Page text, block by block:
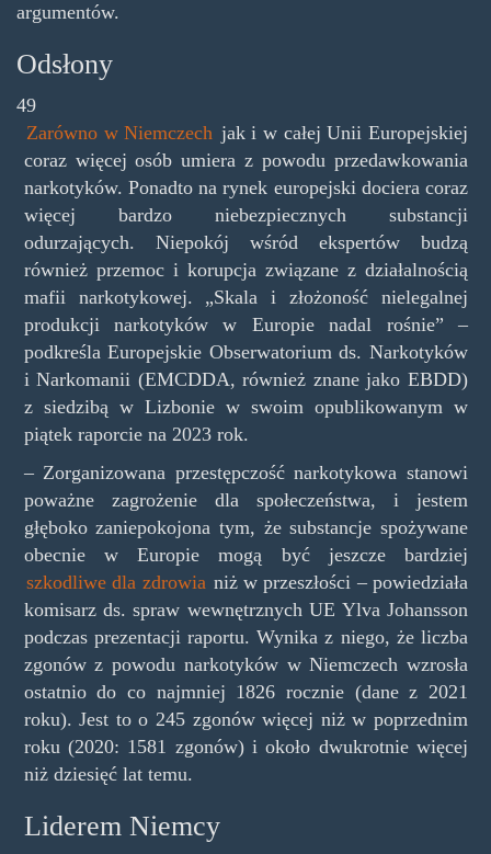
argumentów.
Odsłony
49
Zarówno w Niemczech jak i w całej Unii Europejskiej
coraz więcej osób umiera z powodu przedawkowania
narkotyków. Ponadto na rynek europejski dociera coraz
więcej bardzo niebezpiecznych substancji
odurzających. Niepokój wśród ekspertów budzą
również przemoc i korupcja związane z działalnością
mafii narkotykowej. „Skala i złożoność nielegalnej
produkcji narkotyków w Europie nadal rośnie” –
podkreśla Europejskie Obserwatorium ds. Narkotyków
i Narkomanii (EMCDDA, również znane jako EBDD)
z siedzibą w Lizbonie w swoim opublikowanym w
piątek raporcie na 2023 rok.
– Zorganizowana przestępczość narkotykowa stanowi
poważne zagrożenie dla społeczeństwa, i jestem
głęboko zaniepokojona tym, że substancje spożywane
obecnie w Europie mogą być jeszcze bardziej
szkodliwe dla zdrowia niż w przeszłości – powiedziała
komisarz ds. spraw wewnętrznych UE Ylva Johansson
podczas prezentacji raportu. Wynika z niego, że liczba
zgonów z powodu narkotyków w Niemczech wzrosła
ostatnio do co najmniej 1826 rocznie (dane z 2021
roku). Jest to o 245 zgonów więcej niż w poprzednim
roku (2020: 1581 zgonów) i około dwukrotnie więcej
niż dziesięć lat temu.
Liderem Niemcy